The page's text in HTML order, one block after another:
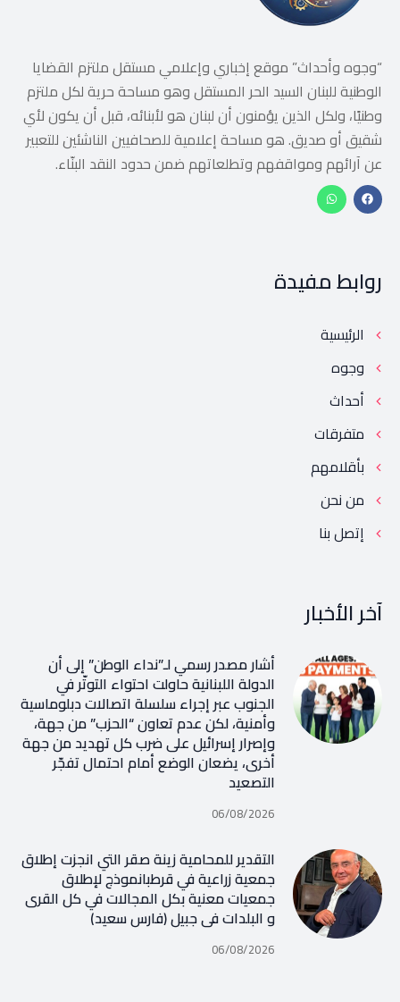
“وجوه وأحداث” موقع إخباري وإعلامي مستقل ملتزم القضايا
الوطنية للبنان السيد الحر المستقل وهو مساحة حرية لكل ملتزم
وطنيًا، ولكل الذين يؤمنون أن لبنان هو لأبنائه، قبل أن يكون لأي
شقيق أو صديق. هو مساحة إعلامية للصحافيين الناشئين للتعبير
عن آرائهم ومواقفهم وتطلعاتهم ضمن حدود النقد البنّاء.
روابط مفيدة
الرئيسية
وجوه
أحداث
متفرقات
بأقلامهم
من نحن
إتصل بنا
آخر الأخبار
أشار مصدر رسمي لـ”نداء الوطن” إلى أن
الدولة اللبنانية حاولت احتواء التوتّر في
الجنوب عبر إجراء سلسلة اتصالات دبلوماسية
وأمنية، لكن عدم تعاون “الحزب” من جهة،
وإصرار إسرائيل على ضرب كل تهديد من جهة
أخرى، يضعان الوضع أمام احتمال تفجّر
التصعيد
06/08/2026
التقدير للمحامية زينة صقر التي انجزت إطلاق
جمعية زراعية في قرطبانموذج لإطلاق
جمعيات معنية بكل المجالات في كل القرى
و البلدات في جبيل (فارس سعيد)
06/08/2026